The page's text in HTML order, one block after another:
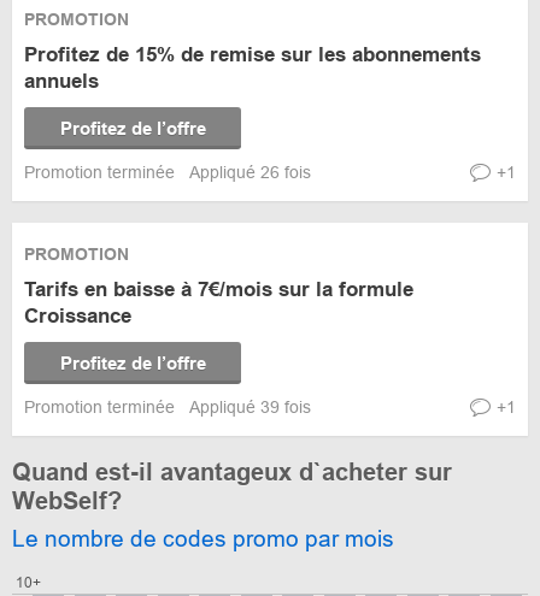
PROMOTION
Profitez de 15% de remise sur les abonnements
annuels
Profitez de l’offre
Promotion terminée Appliqué 26 fois +1
PROMOTION
Tarifs en baisse à 7€/mois sur la formule
Croissance
Profitez de l’offre
Promotion terminée Appliqué 39 fois +1
Quand est-il avantageux d`acheter sur
WebSelf?
Le nombre de codes promo par mois
10+